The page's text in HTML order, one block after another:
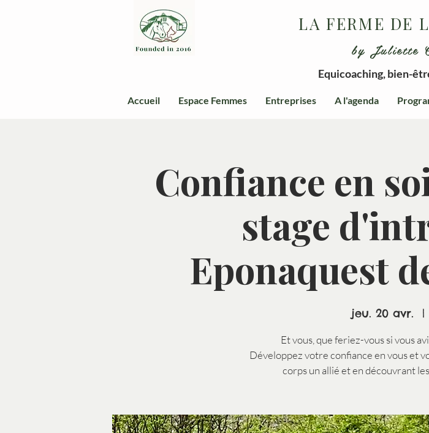
LA FERME DE
by Juliette
Equicoaching, bien-
Accueil Espace Femmes Entreprises A l'agenda
Confiance en
stage
Eponaquest
jeu. 20 avr.
  |
Et vous, que feriez-vous si vous
Développez votre confiance en vous et
corps un allié et en découvrant